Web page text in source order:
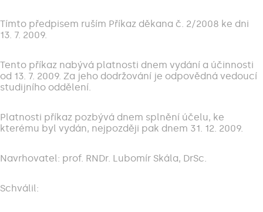
Tímto předpisem ruším Příkaz děkana č. 2/2008 ke dni
13. 7. 2009.
Tento příkaz nabývá platnosti dnem vydání a účinnosti
od 13. 7. 2009. Za jeho dodržování je odpovědná vedoucí
studijního oddělení.
Platnosti příkaz pozbývá dnem splnění účelu, ke
kterému byl vydán, nejpozději pak dnem 31. 12. 2009.
Navrhovatel: prof. RNDr. Lubomír Skála, DrSc.
Schválil: